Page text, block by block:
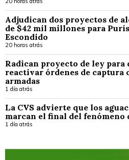
Adjudican dos proyectos de
de $42 mil millones para
Escondido
20 horas atrás
Radican proyecto de ley para
reactivar órdenes de captura
armadas
1 día atrás
La CVS advierte que los
marcan el final del fenómeno
1 día atrás